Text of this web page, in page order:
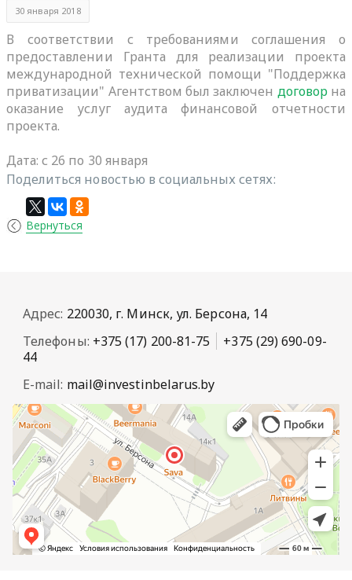
30 января 2018
В соответствии с требованиями соглашения о
предоставлении Гранта для реализации проекта
международной технической помощи "Поддержка
приватизации" Агентством был заключен договорна
оказание услуг аудита финансовой отчетности
проекта.
Дата: с 26 по 30 января
Поделиться новостью в социальных сетях:
Вернуться
Адрес: 220030, г. Минск, ул. Берсона, 14
Телефоны: +375 (17) 200-81-75
+375 (29) 690-09-
44
E-mail: mail@investinbelarus.by